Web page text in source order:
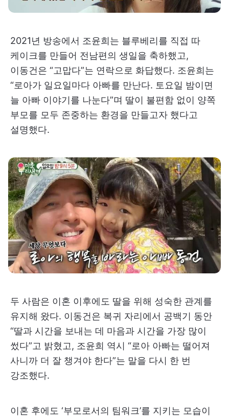
2021년 방송에서 조윤희는 블루베리를 직접 따
케이크를 만들어 전남편의 생일을 축하했고,
이동건은 “고맙다”는 연락으로 화답했다. 조윤희는
“로아가 일요일마다 아빠를 만난다. 토요일 밤이면
늘 아빠 이야기를 나눈다”며 딸이 불편함 없이 양쪽
부모를 모두 존중하는 환경을 만들고자 했다고
설명했다.
두 사람은 이혼 이후에도 딸을 위해 성숙한 관계를
유지해 왔다. 이동건은 복귀 자리에서 공백기 동안
“딸과 시간을 보내는 데 마음과 시간을 가장 많이
썼다”고 밝혔고, 조윤희 역시 “로아 아빠는 떨어져
사니까 더 잘 챙겨야 한다”는 말을 다시 한 번
강조했다.
이혼 후에도 ‘부모로서의 팀워크’를 지키는 모습이